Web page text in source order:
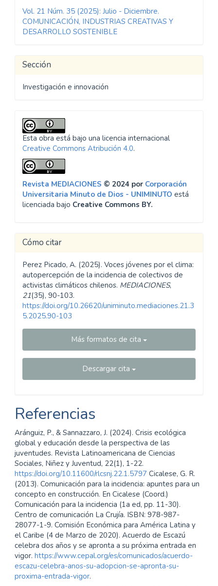
del
artículo
Vol. 21 Núm. 35 (2025): Julio - Diciembre.
COMUNICACIÓN, INDUSTRIAS CREATIVAS Y
DESARROLLO SOSTENIBLE
Sección
Investigación e innovación
Esta obra está bajo una licencia internacional
Creative Commons Atribución 4.0.
Revista MEDIACIONES © 2024 por Corporación
Universitaria Minuto de Dios - UNIMINUTO está
licenciada bajo Creative Commons BY.
Cómo citar
Perez Picado, A. (2025). Voces jóvenes por el clima:
autopercepción de la incidencia de colectivos de
activistas climáticos chilenos. MEDIACIONES,
21(35), 90-103.
https://doi.org/10.26620/uniminuto.mediaciones.21.3
5.2025.90-103
Más formatos de cita
Descargar cita
Referencias
Aránguiz, P., & Sannazzaro, J. (2024). Crisis ecológica
global y educación desde la perspectiva de las
juventudes. Revista Latinoamericana de Ciencias
Sociales, Niñez y Juventud, 22(1), 1-22.
https://doi.org/10.11600/rlcsnj.22.1.5797 Cicalese, G. R.
(2013). Comunicación para la incidencia: apuntes para un
concepto en construcción. En Cicalese (Coord.)
Comunicación para la incidencia (1a ed, pp. 11-30).
Centro de comunicación La Crujía. ISBN: 978-987-
28077-1-9. Comisión Económica para América Latina y
el Caribe (4 de Marzo de 2020). Acuerdo de Escazú
celebra dos años y se apronta a su próxima entrada en
vigor. https://www.cepal.org/es/comunicados/acuerdo-
escazu-celebra-anos-su-adopcion-se-apronta-su-
proxima-entrada-vigor.